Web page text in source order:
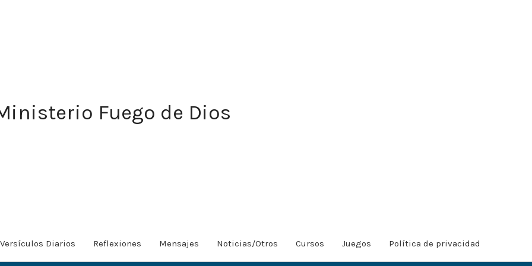
Fuego de Dios
Versículos Diarios Reflexiones Mensajes Noticias/Otros Cursos Juegos Política de privacidad